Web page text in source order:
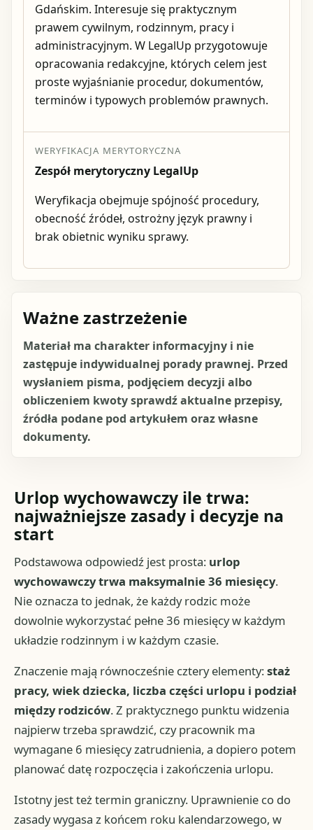
Gdańskim. Interesuje się praktycznym
prawem cywilnym, rodzinnym, pracy i
administracyjnym. W LegalUp przygotowuje
opracowania redakcyjne, których celem jest
proste wyjaśnianie procedur, dokumentów,
terminów i typowych problemów prawnych.
WERYFIKACJA MERYTORYCZNA
Zespół merytoryczny LegalUp
Weryfikacja obejmuje spójność procedury,
obecność źródeł, ostrożny język prawny i
brak obietnic wyniku sprawy.
Ważne zastrzeżenie
Materiał ma charakter informacyjny i nie
zastępuje indywidualnej porady prawnej. Przed
wysłaniem pisma, podjęciem decyzji albo
obliczeniem kwoty sprawdź aktualne przepisy,
źródła podane pod artykułem oraz własne
dokumenty.
Urlop wychowawczy ile trwa:
najważniejsze zasady i decyzje na
start
Podstawowa odpowiedź jest prosta: urlop
wychowawczy trwa maksymalnie 36 miesięcy.
Nie oznacza to jednak, że każdy rodzic może
dowolnie wykorzystać pełne 36 miesięcy w każdym
układzie rodzinnym i w każdym czasie.
Znaczenie mają równocześnie cztery elementy:staż
pracy, wiek dziecka, liczba części urlopu i podział
między rodziców. Z praktycznego punktu widzenia
najpierw trzeba sprawdzić, czy pracownik ma
wymagane 6 miesięcy zatrudnienia, a dopiero potem
planować datę rozpoczęcia i zakończenia urlopu.
Istotny jest też termin graniczny. Uprawnienie co do
zasady wygasa z końcem roku kalendarzowego, w